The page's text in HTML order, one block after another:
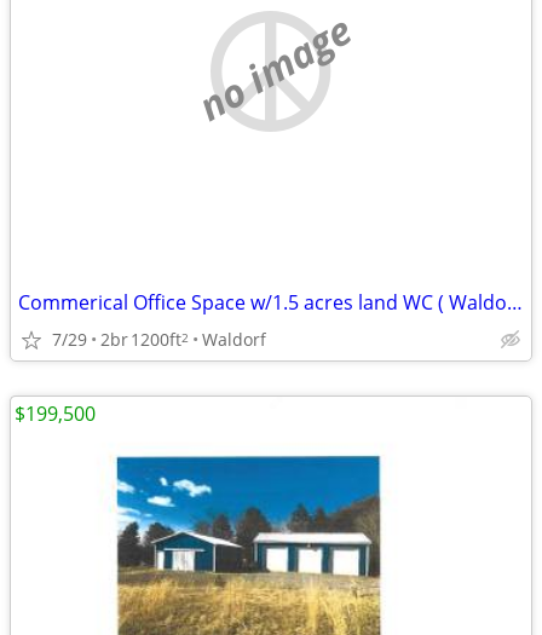
no image
Commerical Office Space w/1.5 acres land WC ( Waldorf Center Zoning)
7/29 2br1200ft2 Waldorf
$199,500